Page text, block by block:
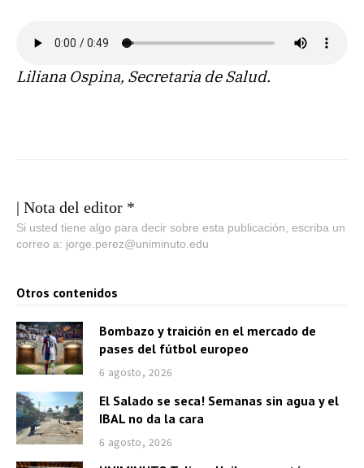
Liliana Ospina, Secretaria de Salud.
| Nota del editor *
Si usted tiene algo para decir sobre esta publicación, escriba un
correo a: jorge.perez@uniminuto.edu
Otros contenidos
Bombazo y traición en el mercado de
pases del fútbol europeo
6 agosto, 2026
El Salado se seca! Semanas sin agua y el
IBAL no da la cara
6 agosto, 2026